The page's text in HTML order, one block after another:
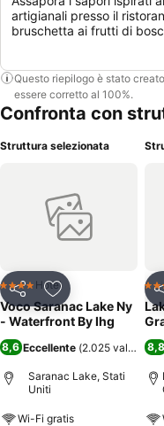
artigianali presso il
bruschetta ai frutti di
Questo riepilogo è stato
essere corretto al 100%.
Confronta con
Struttura selezionata
CondividiAggiungi ai
4 StelleHotel
Voco Saranac Lake Ny
- Waterfront By Ihg
8,6 Eccellente (2.025
Saranac Lake, Stati
Uniti
Wi-Fi gratis
3
8,8